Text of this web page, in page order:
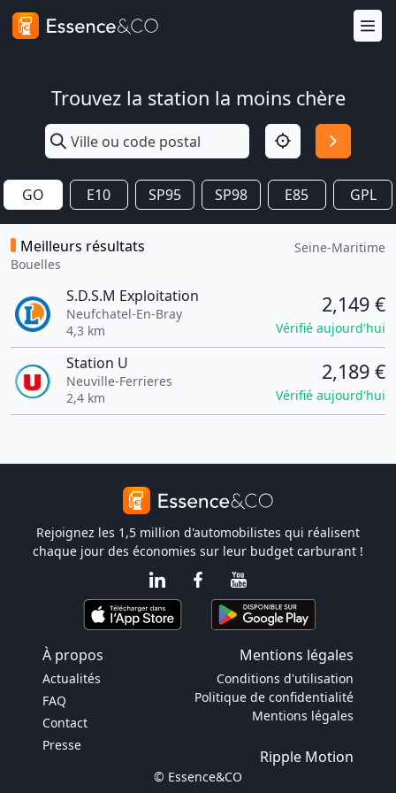
Trouvez la station la moins chère
GO E10 SP95 SP98 E85 GPL
Meilleurs résultats
Bouelles
Seine-Maritime
S.D.S.M Exploitation
Neufchatel-En-Bray
4,3 km
2,149 €
Vérifié aujourd'hui
Station U
Neuville-Ferrieres
2,4 km
2,189 €
Vérifié aujourd'hui
Rejoignez les 1,5 million d'automobilistes qui réalisent
chaque jour des économies sur leur budget carburant !
À propos Mentions légales
Actualités
FAQ
Contact
Presse
Conditions d'utilisation
Politique de confidentialité
Mentions légales
Ripple Motion
© Essence&CO